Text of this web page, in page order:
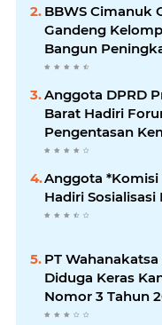
BBWS Cimanuk
Gandeng
Bangun
Irigasi untuk
Anggota DPRD
Barat Hadiri
Pengentasan
Bersama LPK
Anggota *Komisi
Hadiri Sosialisasi
PT
Diduga Keras
Nomor 3 Tahun
Pidana Dan Denda